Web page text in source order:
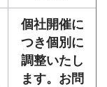
個社開催に
つき個別に
調整いたし
ます。お問